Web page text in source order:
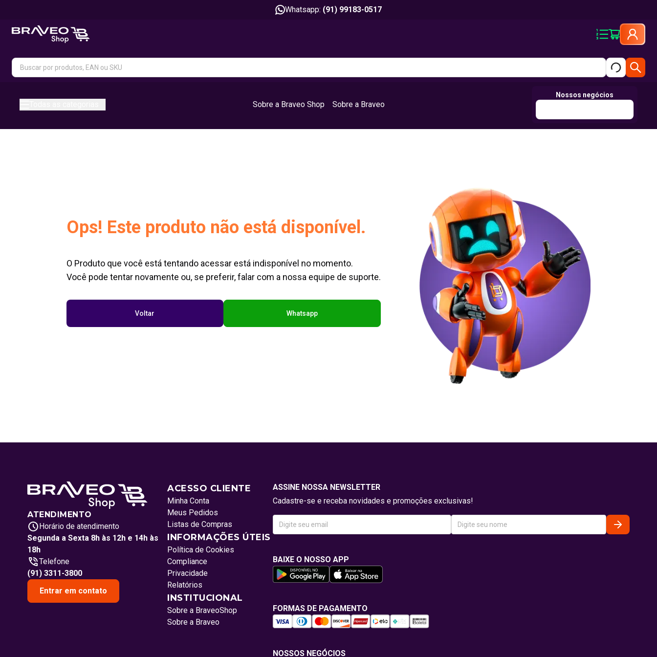
Whatsapp: (91) 99183-0517
Sobre a Braveo Shop Sobre a Braveo
Nossos negócios
Ops! Este produto não está disponível.
O Produto que você está tentando acessar está indisponível no momento.
Você pode tentar novamente ou, se preferir, falar com a nossa equipe de suporte.
Voltar Whatsapp
ATENDIMENTO
Horário de atendimento
Segunda a Sexta 8h às 12h e 14h às
18h
Telefone
(91) 3311-3800
Entrar em contato
ACESSO CLIENTE
Minha Conta
Meus Pedidos
Listas de Compras
INFORMAÇÕES ÚTEIS
Política de Cookies
Compliance
Privacidade
Relatórios
INSTITUCIONAL
Sobre a BraveoShop
Sobre a Braveo
ASSINE NOSSA NEWSLETTER
Cadastre-se e receba novidades e promoções exclusivas!
BAIXE O NOSSO APP
FORMAS DE PAGAMENTO
NOSSOS NEGÓCIOS